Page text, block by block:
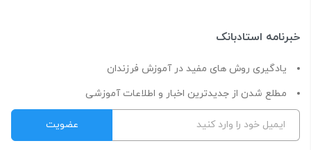
خبرنامه استادبانک
یادگیری روش های مفید در آموزش فرزندان
مطلع شدن از جدیدترین اخبار و اطلاعات آموزشی